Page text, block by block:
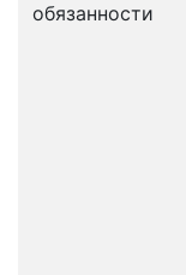
обязанности